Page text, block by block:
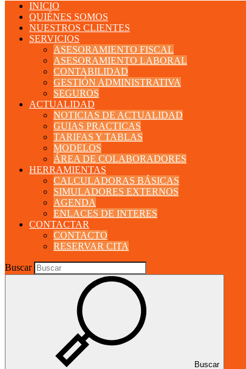
INICIO
QUIÉNES SOMOS
NUESTROS CLIENTES
SERVICIOS
ASESORAMIENTO FISCAL
ASESORAMIENTO LABORAL
CONTABILIDAD
GESTIÓN ADMINISTRATIVA
SEGUROS
ACTUALIDAD
NOTICIAS DE ACTUALIDAD
GUIAS PRACTICAS
TARIFAS Y TABLAS
MODELOS
ÁREA DE COLABORADORES
HERRAMIENTAS
CALCULADORAS BÁSICAS
SIMULADORES EXTERNOS
AGENDA
ENLACES DE INTERES
CONTACTAR
CONTACTO
RESERVAR CITA
Buscar
Buscar